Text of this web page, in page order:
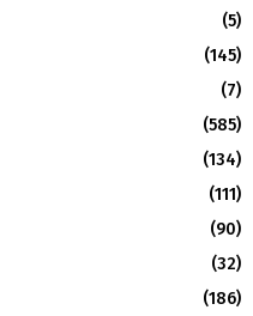
(5)
(145)
(7)
(585)
(134)
(111)
(90)
(32)
(186)